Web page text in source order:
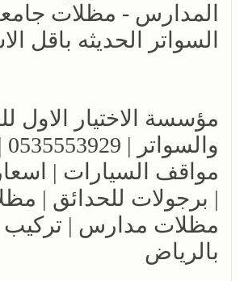
المدارس - مظلات
السواتر الحديثه باقل
مؤسسة الاختيار الاول
مواقف السيارات |
| برجولات للحدائق |
مظلات مدارس | تركيب
بالرياض